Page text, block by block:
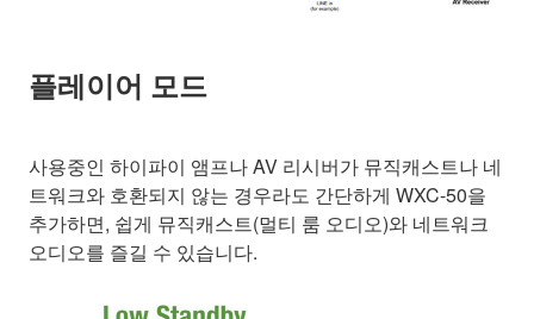
플레이어 모드
사용중인 하이파이 앰프나 AV 리시버가 뮤직캐스트나 네
트워크와 호환되지 않는 경우라도 간단하게 WXC-50을
추가하면, 쉽게 뮤직캐스트(멀티 룸 오디오)와 네트워크
오디오를 즐길 수 있습니다.